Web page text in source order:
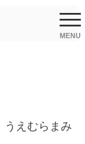
MENU
うえむらまみ